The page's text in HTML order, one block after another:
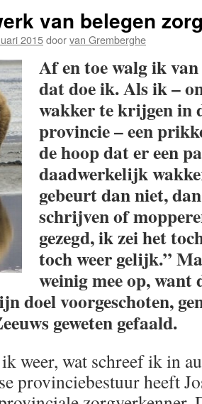
van belegen
2015doorvan Gremberghe
Af en toe walg ik
dat doe ik. Als ik –
wakker te krijgen in
provincie – een
de hoop dat er een
daadwerkelijk
gebeurt dan niet,
schrijven of
gezegd, ik zei het
toch weer gelijk.”
weinig mee op,
doel voorgeschoten,
geweten gefaald.
weer, wat schreef ik in
provinciebestuur heeft